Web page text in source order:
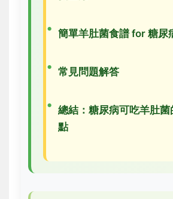
簡單羊肚菌食譜 for 糖尿
常見問題解答
總結：糖尿病可吃羊肚菌
點